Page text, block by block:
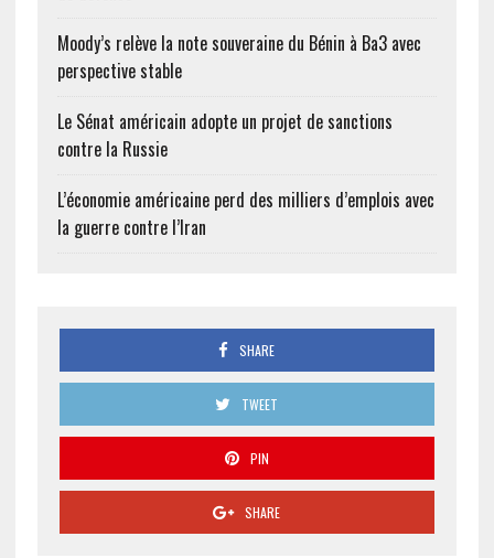
Moody’s relève la note souveraine du Bénin à Ba3 avec
perspective stable
Le Sénat américain adopte un projet de sanctions
contre la Russie
L’économie américaine perd des milliers d’emplois avec
la guerre contre l’Iran
SHARE
TWEET
PIN
SHARE